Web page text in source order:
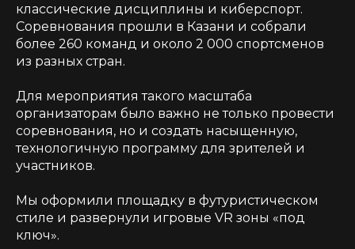
классические дисциплины и киберспорт.
Соревнования прошли в Казани и собрали
более 260 команд и около 2 000 спортсменов
из разных стран.
Для мероприятия такого масштаба
организаторам было важно не только провести
соревнования, но и создать насыщенную,
технологичную программу для зрителей и
участников.
Мы оформили площадку в футуристическом
стиле и развернули игровые VR зоны «под
ключ».